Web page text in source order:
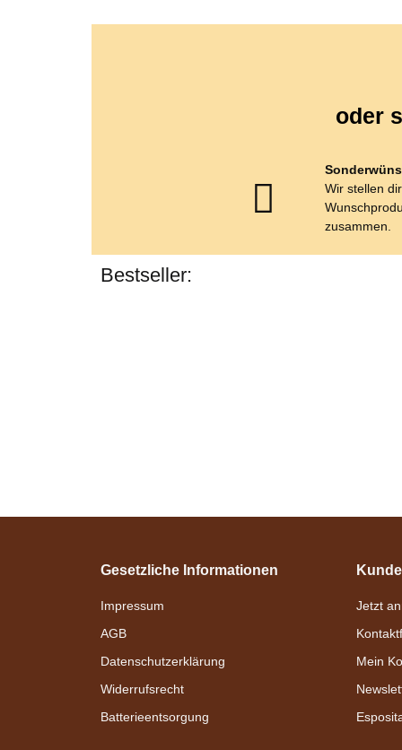
oder
Wir stellen
zusammen.
Bestseller:
Bestseller
Gesetzliche Informationen
Impressum
AGB
Datenschutzerklärung
Widerrufsrecht
Batterieentsorgung
Jetzt
Mein